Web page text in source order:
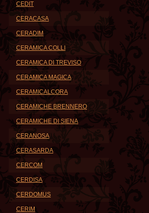
CEDIT
CERACASA
CERADIM
CERAMICA COLLI
CERAMICA DI TREVISO
CERAMICA MAGICA
CERAMICALCORA
CERAMICHE BRENNERO
CERAMICHE DI SIENA
CERANOSA
CERASARDA
CERCOM
CERDISA
CERDOMUS
CERIM